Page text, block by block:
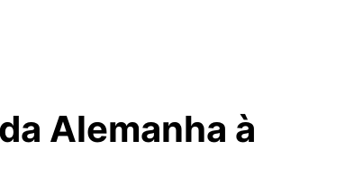
Alemanha à